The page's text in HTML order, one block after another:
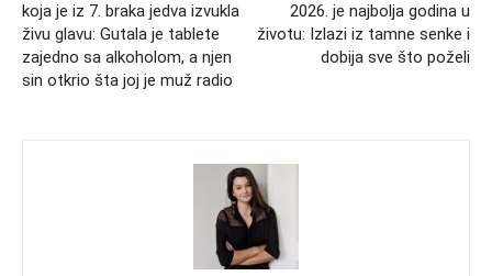
koja je iz 7. braka jedva izvukla
živu glavu: Gutala je tablete
zajedno sa alkoholom, a njen
sin otkrio šta joj je muž radio
2026. je najbolja godina u
životu: Izlazi iz tamne senke i
dobija sve što poželi